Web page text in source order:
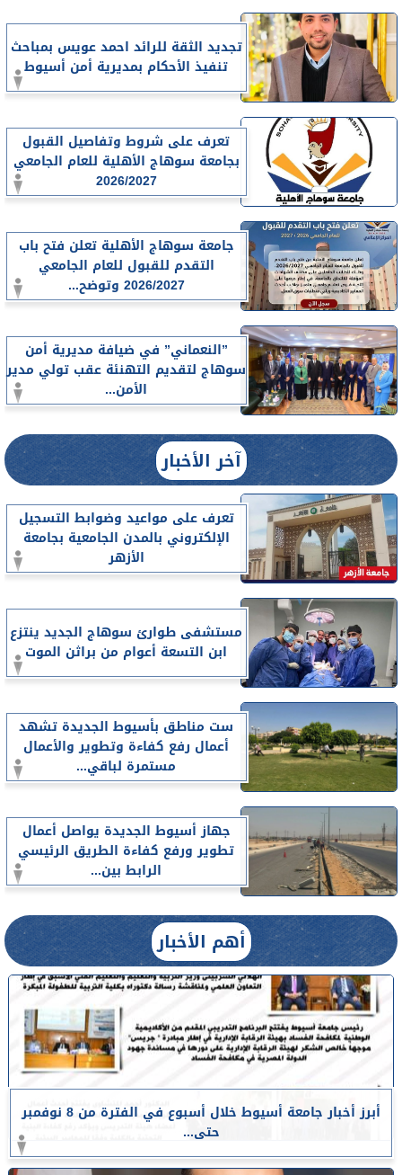
تجديد الثقة للرائد احمد عويس بمباحث
تنفيذ الأحكام بمديرية أمن أسيوط
تعرف على شروط وتفاصيل القبول
بجامعة سوهاج الأهلية للعام الجامعي
2026/2027
جامعة سوهاج الأهلية تعلن فتح باب
التقدم للقبول للعام الجامعي
2026/2027 وتوضح...
”النعماني” في ضيافة مديرية أمن
سوهاج لتقديم التهنئة عقب تولي مدير
الأمن...
آخر الأخبار
تعرف على مواعيد وضوابط التسجيل
الإلكتروني بالمدن الجامعية بجامعة
الأزهر
مستشفى طوارئ سوهاج الجديد ينتزع
ابن التسعة أعوام من براثن الموت
ست مناطق بأسيوط الجديدة تشهد
أعمال رفع كفاءة وتطوير والأعمال
مستمرة لباقي...
جهاز أسيوط الجديدة يواصل أعمال
تطوير ورفع كفاءة الطريق الرئيسي
الرابط بين...
أهم الأخبار
أبرز أخبار جامعة أسيوط خلال أسبوع في الفترة من 8 نوفمبر
حتى...